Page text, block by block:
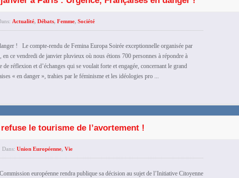
Actualité, Débats, Femme, Société
! Le compte-rendu de Femina Europa Soirée exceptionnelle organisée par
ce vendredi de janvier pluvieux où nous étions 700 personnes à répondre à
réflexion et d’échanges qui se voulait forte et engagée, concernant le grand
« en danger », trahies par le féminisme et les idéologies pro ...
le tourisme de l’avortement !
Dans: Union Européenne, Vie
européenne rendra publique sa décision au sujet de l’Initiative Citoyenne